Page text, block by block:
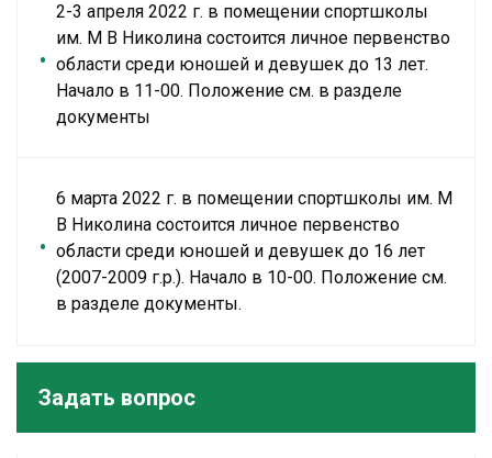
2-3 апреля 2022 г. в помещении спортшколы
им. М В Николина состоится личное первенство
области среди юношей и девушек до 13 лет.
Начало в 11-00. Положение см. в разделе
документы
6 марта 2022 г. в помещении спортшколы им. М
В Николина состоится личное первенство
области среди юношей и девушек до 16 лет
(2007-2009 г.р.). Начало в 10-00. Положение см.
в разделе документы.
Задать вопрос